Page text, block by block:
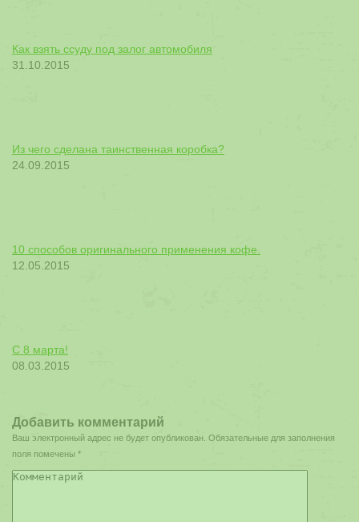
Как взять ссуду под залог автомобиля
31.10.2015
Из чего сделана таинственная коробка?
24.09.2015
10 способов оригинального применения кофе.
12.05.2015
С 8 марта!
08.03.2015
Добавить комментарий
Ваш электронный адрес не будет опубликован. Обязательные для заполнения
поля помечены *
Комментарий